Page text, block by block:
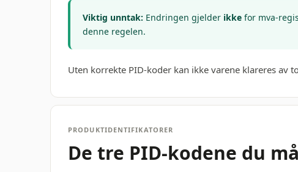
Viktig unntak: Endringen gjelder ikke for mva-
denne regelen.
Uten korrekte PID-koder kan ikke varene klareres
PRODUKTIDENTIFIKATORER
De tre PID-kodene du